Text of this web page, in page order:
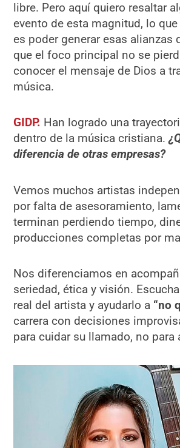
libre. Pero aquí quiero resaltar
evento de esta magnitud, lo
es poder generar esas alianzas
que el foco principal no se
conocer el mensaje de Dios a
música.
GIDP. Han logrado una
dentro de la música cristiana.¿
diferencia de otras empresas?
Vemos muchos artistas
por falta de asesoramiento,
terminan perdiendo tiempo,
producciones completas por
Nos diferenciamos en
seriedad, ética y visión.
real del artista y ayudarlo a “no
carrera con decisiones
para cuidar su llamado, no para